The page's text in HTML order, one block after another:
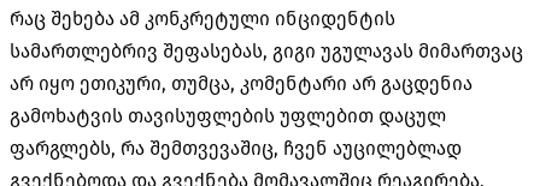
რაც შეხება ამ კონკრეტული ინციდენტის
სამართლებრივ შეფასებას, გიგი უგულავას მიმართვაც
არ იყო ეთიკური, თუმცა, კომენტარი არ გაცდენია
გამოხატვის თავისუფლების უფლებით დაცულ
ფარგლებს, რა შემთვევაშიც, ჩვენ აუცილებლად
გვექნებოდა და გვექნება მომავალშიც რეაგირება.